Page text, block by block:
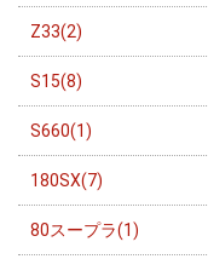
Z33(2)
S15(8)
S660(1)
180SX(7)
80スープラ(1)